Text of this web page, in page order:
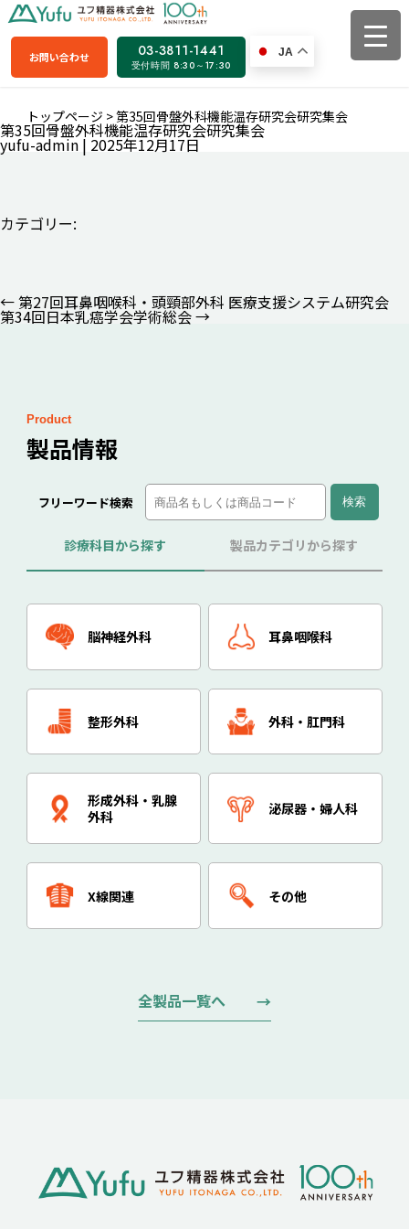
お問い合わせ 03-3811-1441
受付時間 8:30～17:30
JA
トップページ >第35回骨盤外科機能温存研究会研究集会
第35回骨盤外科機能温存研究会研究集会
yufu-admin | 2025年12月17日
カテゴリー:
投
稿
←第27回耳鼻咽喉科・頭頸部外科 医療支援システム研究会
第34回日本乳癌学会学術総会→
Product
製品情報
フリーワード検索
診療科目から探す 製品カテゴリから探す
脳神経外科 耳鼻咽喉科
整形外科 外科・肛門科
形成外科・乳腺
外科
泌尿器・婦人科
X線関連 その他
全製品一覧へ